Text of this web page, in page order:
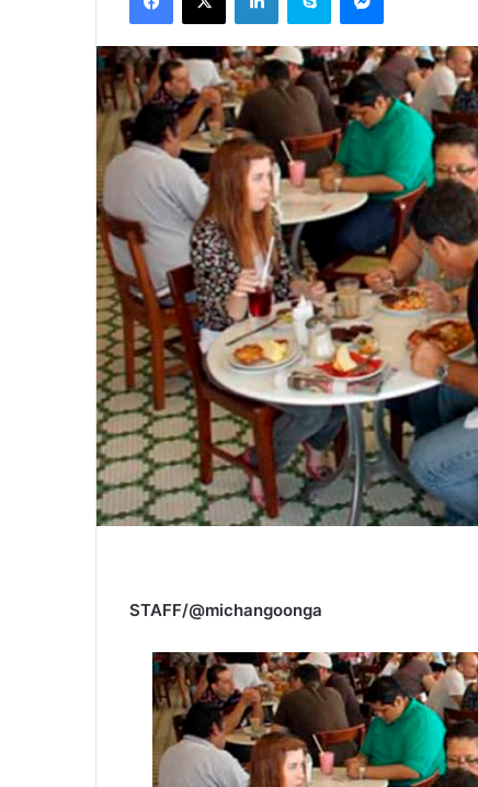
STAFF/@michangoonga